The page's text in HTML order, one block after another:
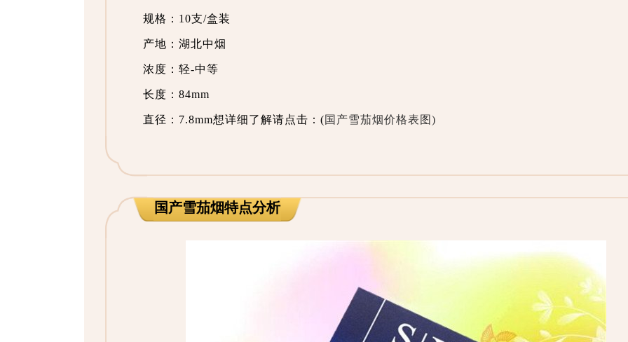
规格：10支/盒装
产地：湖北中烟
浓度：轻-中等
长度：84mm
直径：7.8mm想详细了解请点击：(国产雪茄烟价格表图)
国产雪茄烟特点分析